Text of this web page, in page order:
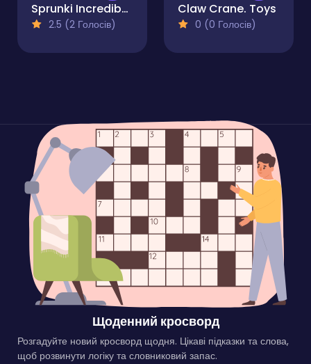
Sprunki Incredibox Horror
2.5 (2 Голосів)
Claw Crane. Toys
0 (0 Голосів)
Щоденний кросворд
Розгадуйте новий кросворд щодня. Цікаві підказки та слова,
щоб розвинути логіку та словниковий запас.